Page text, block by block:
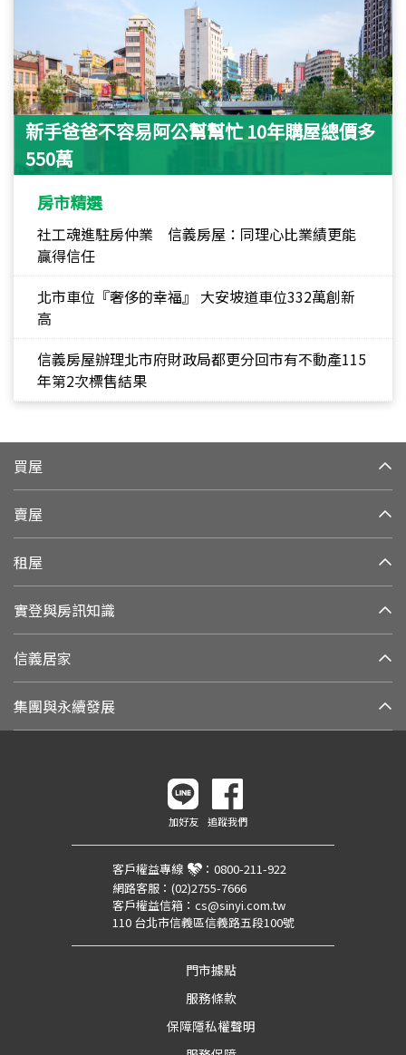
新手爸爸不容易阿公幫幫忙 10年購屋總價多
550萬
房市精選
社工魂進駐房仲業 信義房屋：同理心比業績更能
贏得信任
北市車位『奢侈的幸福』 大安坡道車位332萬創新
高
信義房屋辦理北市府財政局都更分回市有不動產115
年第2次標售結果
買屋
賣屋
租屋
實登與房訊知識
信義居家
集團與永續發展
加好友 追蹤我們
客戶權益專線 ： 0800-211-922
網路客服： (02)2755-7666
客戶權益信箱： cs@sinyi.com.tw
110 台北市信義區信義路五段100號
門市據點
服務條款
保障隱私權聲明